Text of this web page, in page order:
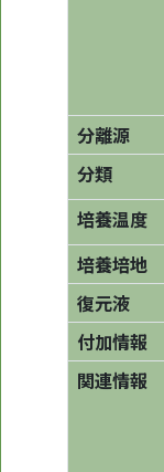
分離源
分類
培養温度
培養培地
復元液
付加情報
関連情報